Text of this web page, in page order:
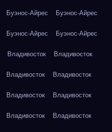
Буэнос-Айрес Буэнос-Айрес
Буэнос-Айрес Буэнос-Айрес
Владивосток Владивосток
Владивосток Владивосток
Владивосток Владивосток
Владивосток Владивосток